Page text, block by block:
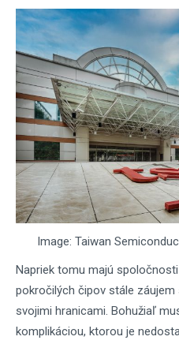
Image: Taiwan
Napriek tomu majú
pokročilých čipov stále
svojimi hranicami. Bohužiaľ
komplikáciou, ktorou je